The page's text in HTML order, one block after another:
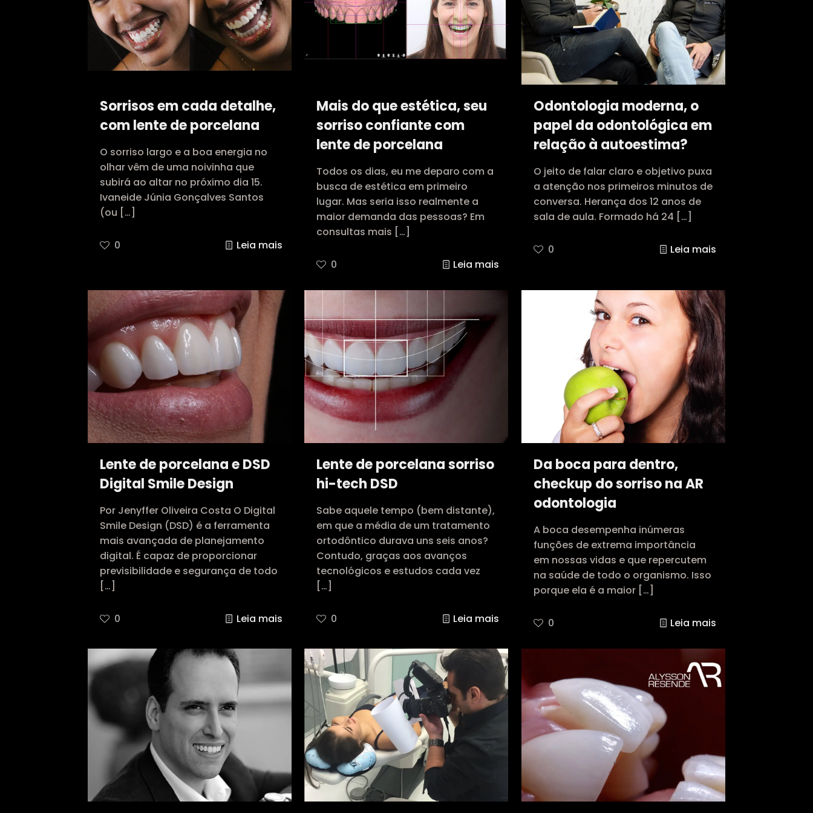
Sorrisos em cada detalhe,
com lente de porcelana
O sorriso largo e a boa energia no
olhar vêm de uma noivinha que
subirá ao altar no próximo dia 15.
Ivaneide Júnia Gonçalves Santos
(ou […]
0 Leia mais
Mais do que estética, seu
sorriso confiante com
lente de porcelana
Todos os dias, eu me deparo com a
busca de estética em primeiro
lugar. Mas seria isso realmente a
maior demanda das pessoas? Em
consultas mais […]
0 Leia mais
Odontologia moderna, o
papel da odontológica em
relação à autoestima?
O jeito de falar claro e objetivo puxa
a atenção nos primeiros minutos de
conversa. Herança dos 12 anos de
sala de aula. Formado há 24 […]
0 Leia mais
Lente de porcelana e DSD
Digital Smile Design
Por Jenyffer Oliveira Costa O Digital
Smile Design (DSD) é a ferramenta
mais avançada de planejamento
digital. É capaz de proporcionar
previsibilidade e segurança de todo
[…]
0 Leia mais
Lente de porcelana sorriso
hi-tech DSD
Sabe aquele tempo (bem distante),
em que a média de um tratamento
ortodôntico durava uns seis anos?
Contudo, graças aos avanços
tecnológicos e estudos cada vez
[…]
0 Leia mais
Da boca para dentro,
checkup do sorriso na AR
odontologia
A boca desempenha inúmeras
funções de extrema importância
em nossas vidas e que repercutem
na saúde de todo o organismo. Isso
porque ela é a maior[…]
0 Leia mais